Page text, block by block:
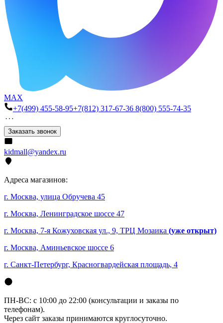
MAX
+7(499) 455-58-95+7(812) 317-67-36 8(800) 555-74-35
Заказать звонок
kidmall@yandex.ru
Адреса магазинов:
г. Москва, улица Обручева 45
г. Москва, Ленинградское шоссе 47
г. Москва, 7-я Кожуховская ул., 9, ТРЦ Мозаика (уже открыт)
г. Москва, Аминьевское шоссе 6
г. Санкт-Петербург, Красногвардейская площадь, 4
ПН-ВС: с 10:00 до 22:00 (консультации и заказы по
телефонам).
Через сайт заказы принимаются круглосуточно.